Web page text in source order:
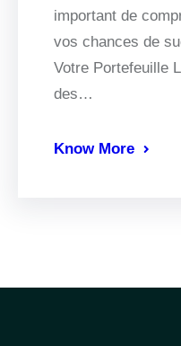
important de
vos chances de
Votre Portefeuille
des…
Know More